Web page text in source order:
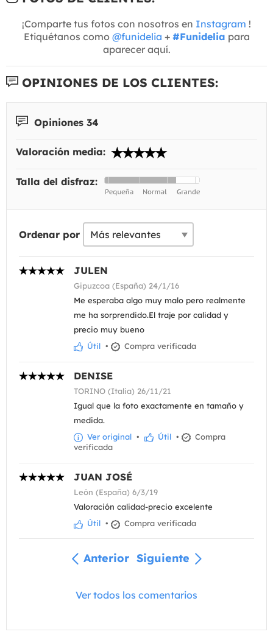
¡Comparte tus fotos con nosotros en Instagram !
Etiquétanos como @funidelia + #Funidelia para
aparecer aquí.
OPINIONES DE LOS CLIENTES:
Opiniones 34
Valoración media:
Talla del disfraz:
Ordenar por
JULEN
Gipuzcoa (España) 24/1/16
Me esperaba algo muy malo pero realmente
me ha sorprendido.El traje por calidad y
precio muy bueno
Útil • Compra verificada
DENISE
TORINO (Italia) 26/11/21
Igual que la foto exactamente en tamaño y
medida.
Ver original • Útil •
Compra
verificada
JUAN JOSÉ
León (España) 6/3/19
Valoración calidad-precio excelente
Útil • Compra verificada
Anterior Siguiente
Ver todos los comentarios